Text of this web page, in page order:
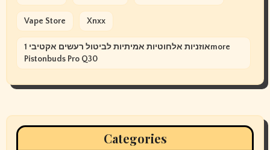
Vape Store Xnxx
אוזניות אלחוטיות אמיתיות לביטול רעשים אקטיבי 1more
Pistonbuds Pro Q30
Categories